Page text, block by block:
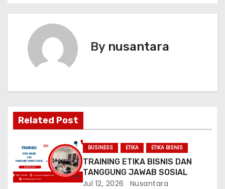
o
a
v
g
a
By nusantara
Related Post
BUSINESS ETIKA ETIKA BISNIS
TRAINING ETIKA BISNIS DAN
TANGGUNG JAWAB SOSIAL
Jul 12, 2026 Nusantara